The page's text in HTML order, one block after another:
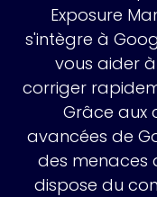
Exposure
s'intègre à
vous aider
corriger
Grâce aux
avancées de
des menaces
dispose du